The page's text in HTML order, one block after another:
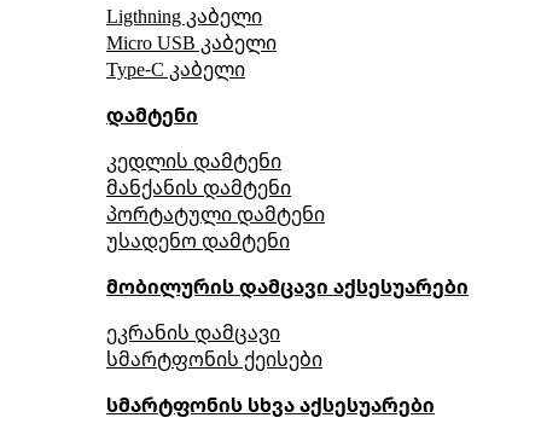
Ligthning კაბელი
Micro USB კაბელი
Type-C კაბელი
დამტენი
კედლის დამტენი
მანქანის დამტენი
პორტატული დამტენი
უსადენო დამტენი
მობილურის დამცავი აქსესუარები
ეკრანის დამცავი
სმარტფონის ქეისები
სმარტფონის სხვა აქსესუარები